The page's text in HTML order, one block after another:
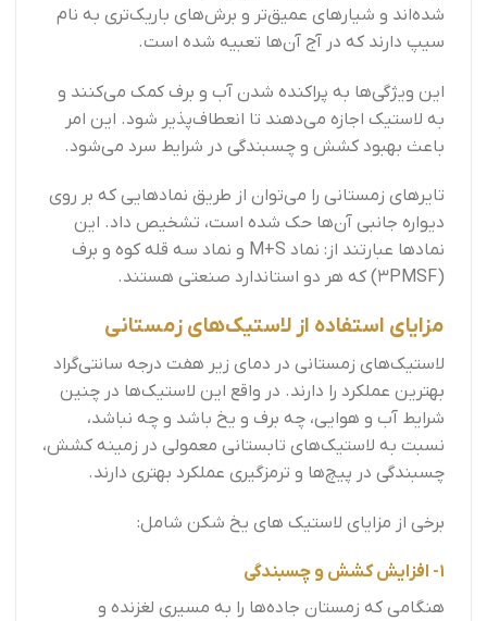
شده‌اند و شیارهای عمیق‌تر و برش‌های باریک‌تری به نام
سیپ دارند که در آج آن‌ها تعبیه شده است.
این ویژگی‌ها به پراکنده شدن آب و برف کمک می‌کنند و
به لاستیک اجازه می‌دهند تا انعطاف‌پذیر شود. این امر
باعث بهبود کشش و چسبندگی در شرایط سرد می‌شود.
تایرهای زمستانی را می‌توان از طریق نمادهایی که بر روی
دیواره جانبی آن‌ها حک شده است، تشخیص داد. این
نمادها عبارتند از: نماد M+S و نماد سه قله کوه و برف
(3PMSF) که هر دو استاندارد صنعتی هستند.
مزایای استفاده از لاستیک‌های زمستانی
لاستیک‌های زمستانی در دمای زیر هفت درجه سانتی‌گراد
بهترین عملکرد را دارند. در واقع این لاستیک‌ها در چنین
شرایط آب و هوایی، چه برف و یخ باشد و چه نباشد،
نسبت به لاستیک‌های تابستانی معمولی در زمینه کشش،
چسبندگی در پیچ‌ها و ترمزگیری عملکرد بهتری دارند.
برخی از مزایای لاستیک های یخ شکن شامل:
1- افزایش کشش و چسبندگی
هنگامی که زمستان جاده‌ها را به مسیری لغزنده و